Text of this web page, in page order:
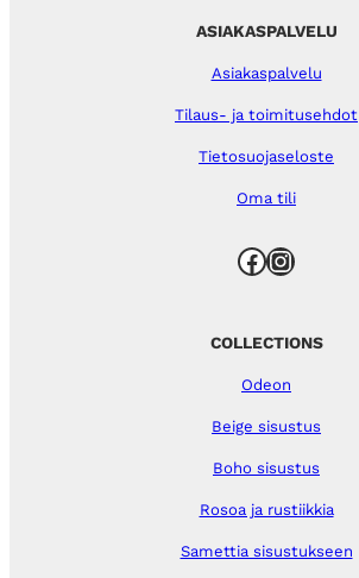
ASIAKASPALVELU
Asiakaspalvelu
Tilaus- ja toimitusehdot
Tietosuojaseloste
Oma tili
Facebook Instagram
COLLECTIONS
Odeon
Beige sisustus
Boho sisustus
Rosoa ja rustiikkia
Samettia sisustukseen